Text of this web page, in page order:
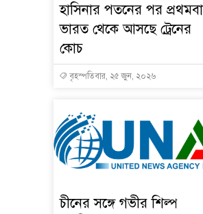
হাসিনার পতনের পর
ভারত থেকে আসছে ট্রেনের
কোচ
বৃহস্পতিবার, ২৫ জুন, ২০২৬
চীনের সঙ্গে গভীর শিল্প